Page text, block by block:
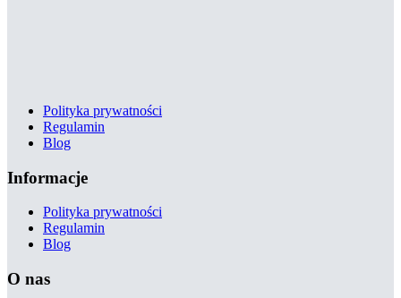
Polityka prywatności
Regulamin
Blog
Informacje
Polityka prywatności
Regulamin
Blog
O nas